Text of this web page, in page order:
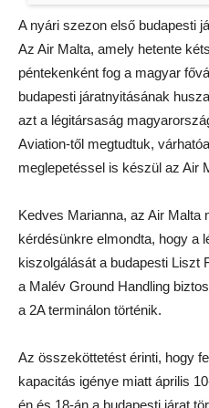
A nyári szezon első budapesti
Az Air Malta, amely hetente
péntekenként fog a magyar
budapesti járatnyitásának
azt a légitársaság
Aviation-től megtudtuk,
meglepetéssel is készül az Air
Kedves Marianna, az Air Malta
kérdésünkre elmondta, hogy a
kiszolgálását a budapesti Liszt
a Malév Ground Handling
a 2A terminálon történik.
Az összeköttetést érinti, hogy
kapacitás igénye miatt április
én és 18-án a budapesti járat